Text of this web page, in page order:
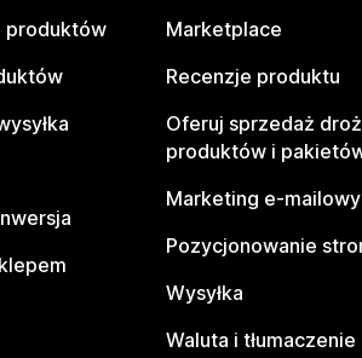
produktów
Marketplace
Recenzje produktu
Oferuj sprzedaż
produktów i
Marketing e-mailowy
Pozycjonowanie
Wysyłka
Waluta i tłumaczenie